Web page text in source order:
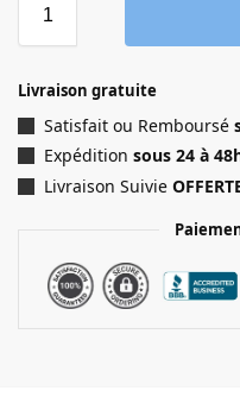
Livraison gratuite
Satisfait ou Remboursé
Expédition sous 24 à
Livraison Suivie